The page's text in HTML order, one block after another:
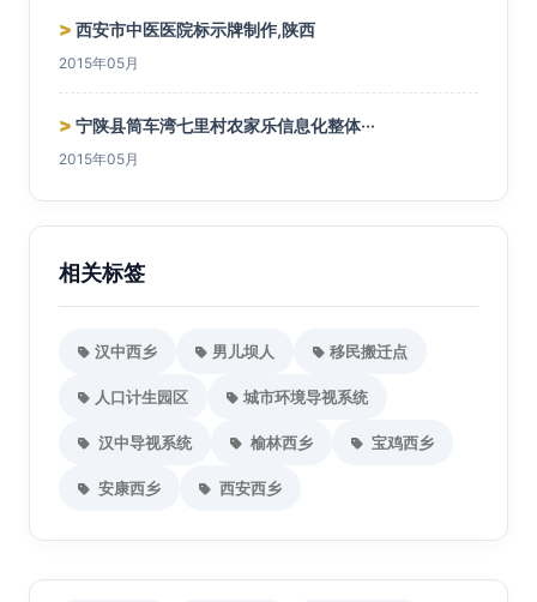
> 西安市中医医院标示牌制作,陕西
2015年05月
> 宁陕县筒车湾七里村农家乐信息化整体···
2015年05月
相关标签
汉中西乡 男儿坝人 移民搬迁点
人口计生园区 城市环境导视系统
汉中导视系统 榆林西乡 宝鸡西乡
安康西乡 西安西乡